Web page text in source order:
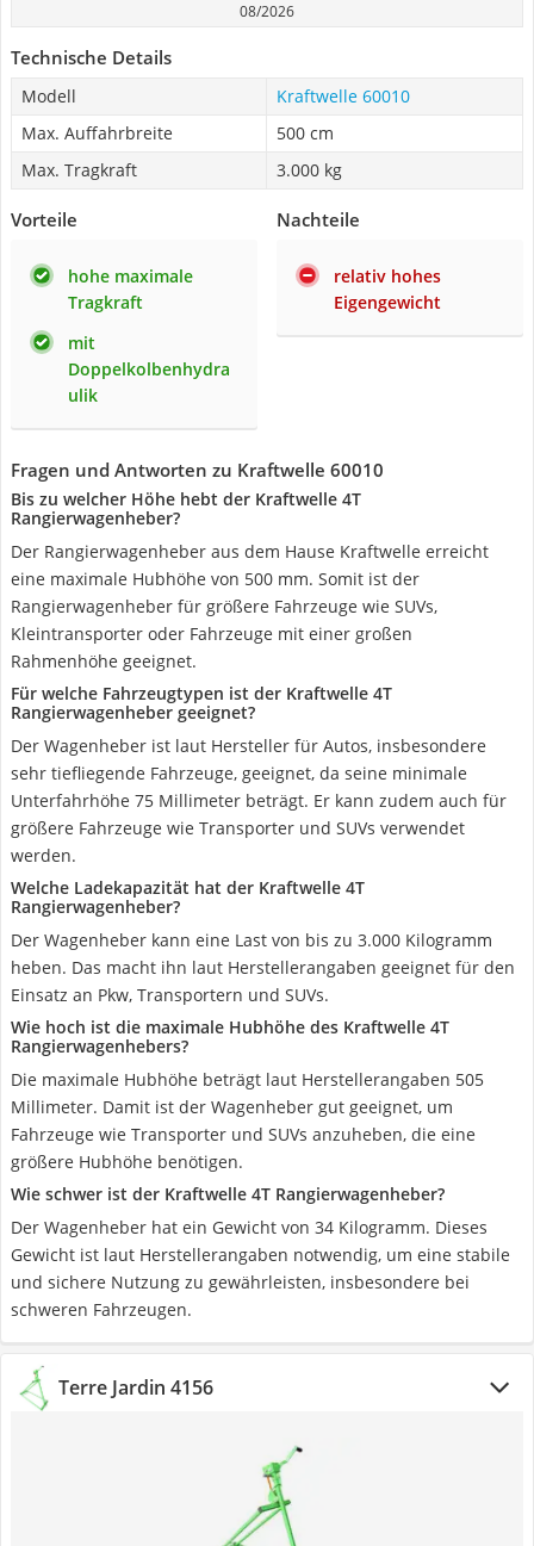
08/2026
Technische Details
Modell
Kraftwelle 60010
Max. Auffahrbreite
500 cm
Max. Tragkraft
3.000 kg
Vorteile
hohe maximale
Tragkraft
mit
Doppelkolbenhydra
ulik
Nachteile
relativ hohes
Eigengewicht
Fragen und Antworten zu Kraftwelle 60010
Bis zu welcher Höhe hebt der Kraftwelle 4T
Rangierwagenheber?
Der Rangierwagenheber aus dem Hause Kraftwelle erreicht
eine maximale Hubhöhe von 500 mm. Somit ist der
Rangierwagenheber für größere Fahrzeuge wie SUVs,
Kleintransporter oder Fahrzeuge mit einer großen
Rahmenhöhe geeignet.
Für welche Fahrzeugtypen ist der Kraftwelle 4T
Rangierwagenheber geeignet?
Der Wagenheber ist laut Hersteller für Autos, insbesondere
sehr tiefliegende Fahrzeuge, geeignet, da seine minimale
Unterfahrhöhe 75 Millimeter beträgt. Er kann zudem auch für
größere Fahrzeuge wie Transporter und SUVs verwendet
werden.
Welche Ladekapazität hat der Kraftwelle 4T
Rangierwagenheber?
Der Wagenheber kann eine Last von bis zu 3.000 Kilogramm
heben. Das macht ihn laut Herstellerangaben geeignet für den
Einsatz an Pkw, Transportern und SUVs.
Wie hoch ist die maximale Hubhöhe des Kraftwelle 4T
Rangierwagenhebers?
Die maximale Hubhöhe beträgt laut Herstellerangaben 505
Millimeter. Damit ist der Wagenheber gut geeignet, um
Fahrzeuge wie Transporter und SUVs anzuheben, die eine
größere Hubhöhe benötigen.
Wie schwer ist der Kraftwelle 4T Rangierwagenheber?
Der Wagenheber hat ein Gewicht von 34 Kilogramm. Dieses
Gewicht ist laut Herstellerangaben notwendig, um eine stabile
und sichere Nutzung zu gewährleisten, insbesondere bei
schweren Fahrzeugen.
Terre Jardin 4156